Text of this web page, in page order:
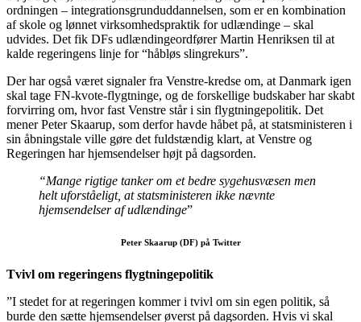
ordningen – integrationsgrunduddannelsen, som er en kombination
af skole og lønnet virksomhedspraktik for udlændinge – skal
udvides. Det fik DFs udlændingeordfører Martin Henriksen til at
kalde regeringens linje for “håbløs slingrekurs”.
Der har også været signaler fra Venstre-kredse om, at Danmark igen
skal tage FN-kvote-flygtninge, og de forskellige budskaber har skabt
forvirring om, hvor fast Venstre står i sin flygtningepolitik. Det
mener Peter Skaarup, som derfor havde håbet på, at statsministeren i
sin åbningstale ville gøre det fuldstændig klart, at Venstre og
Regeringen har hjemsendelser højt på dagsorden.
“Mange rigtige tanker om et bedre sygehusvæsen men
helt uforståeligt, at statsministeren ikke nævnte
hjemsendelser af udlændinge”
Peter Skaarup (DF) på Twitter
Tvivl om regeringens flygtningepolitik
”I stedet for at regeringen kommer i tvivl om sin egen politik, så
burde den sætte hjemsendelser øverst på dagsorden. Hvis vi skal